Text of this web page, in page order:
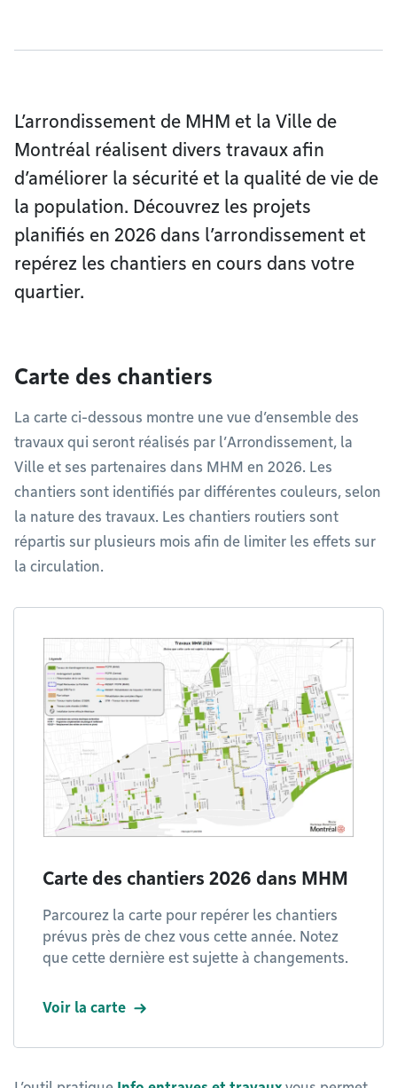
L’arrondissement de MHM et la Ville de
Montréal réalisent divers travaux afin
d’améliorer la sécurité et la qualité de vie de
la population. Découvrez les projets
planifiés en 2026 dans l’arrondissement et
repérez les chantiers en cours dans votre
quartier.
Carte des chantiers
La carte ci-dessous montre une vue d’ensemble des
travaux qui seront réalisés par l’Arrondissement, la
Ville et ses partenaires dans MHM en 2026. Les
chantiers sont identifiés par différentes couleurs, selon
la nature des travaux. Les chantiers routiers sont
répartis sur plusieurs mois afin de limiter les effets sur
la circulation.
Carte des chantiers 2026 dans MHM
Parcourez la carte pour repérer les chantiers
prévus près de chez vous cette année. Notez
que cette dernière est sujette à changements.
Voir la carte